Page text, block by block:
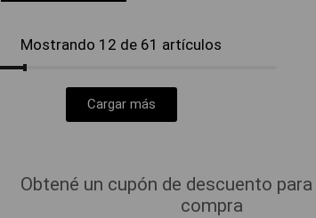
Mostrando 12 de 61 artículos
Cargar más
Obtené un cupón de descuento
compra